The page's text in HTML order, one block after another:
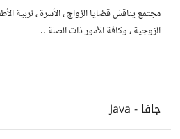
مجتمع يناقش قضايا الزواج ، الأسرة ، تربية
الزوجية ، وكافة الأمور ذات الصلة ..
جافا - Java